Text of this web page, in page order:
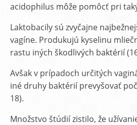
acidophilus môže pomôcť pri
Laktobacily sú zvyčajne
vagíne. Produkujú kyselinu
rastu iných škodlivých baktérií
Avšak v prípadoch určitých
iné druhy baktérií prevyšovať
18).
Množstvo štúdií zistilo, že